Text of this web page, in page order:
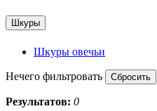
Шкуры
Шкуры овечьи
Нечего фильтровать
Результатов: 0